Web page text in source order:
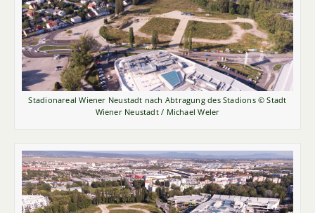
Stadionareal Wiener Neustadt nach Abtragung des Stadions © Stadt
Wiener Neustadt / Michael Weler